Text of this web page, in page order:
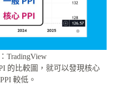
TradingView
的比較圖，就可以發現核心
較低。